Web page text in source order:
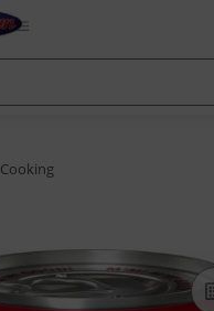
Cooking